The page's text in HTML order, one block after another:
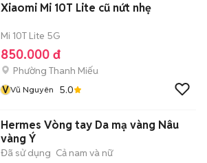
Xiaomi Mi 10T Lite cũ nứt nhẹ
Mi 10T Lite 5G
850.000 đ
Phường Thanh Miếu
VVũ Nguyên 5.0
Hermes Vòng tay Da mạ vàng Nâu
vàng Ý
Đã sử dụng Cả nam và nữ